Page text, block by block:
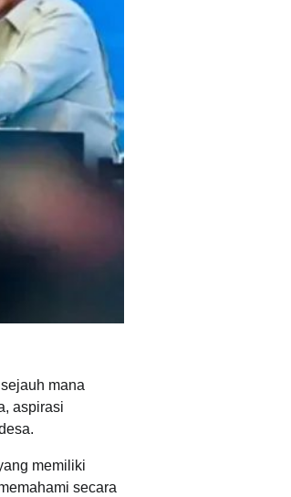
mana
aspirasi
memiliki
secara